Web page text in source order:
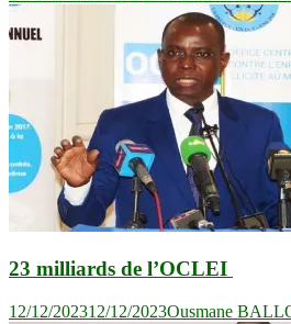
23 milliards de l’OCLEI
12/12/202312/12/2023Ousmane